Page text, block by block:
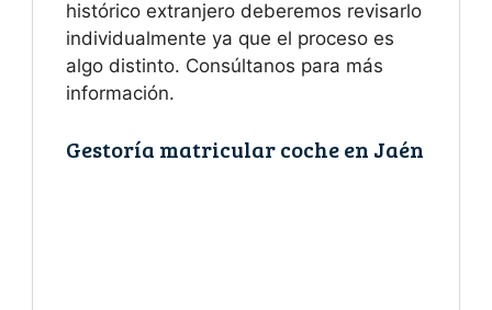
histórico extranjero deberemos revisarlo
individualmente ya que el proceso es
algo distinto. Consúltanos para más
información.
Gestoría matricular coche en Jaén